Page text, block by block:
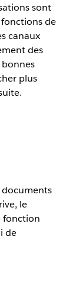
sont
fonctions de
canaux
des
plus
documents
le
fonction
de